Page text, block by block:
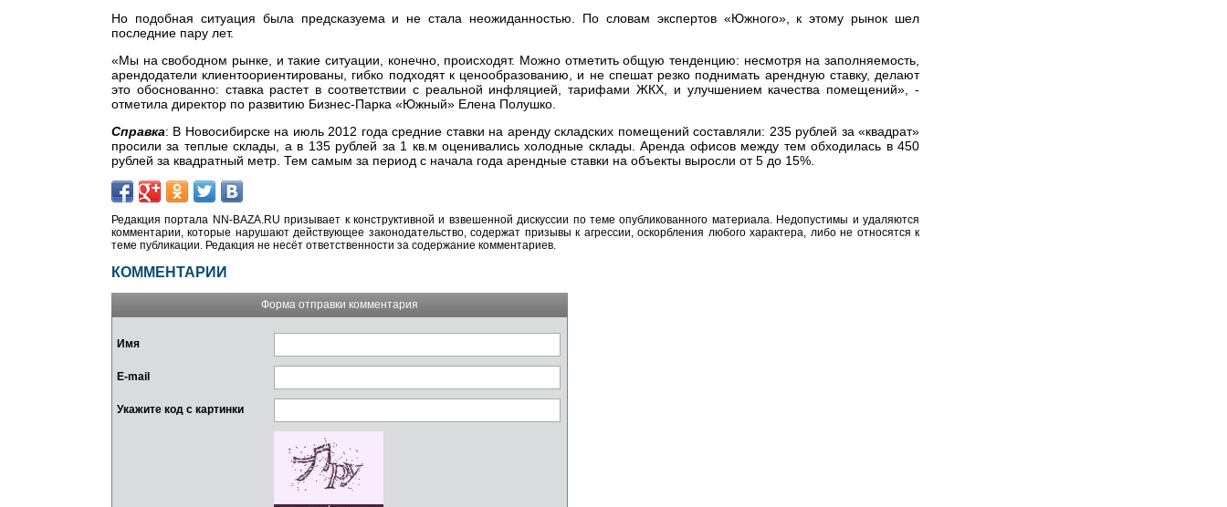
Но подобная ситуация была предсказуема и не стала неожиданностью. По словам экспертов «Южного», к этому рынок шел
последние пару лет.
«Мы на свободном рынке, и такие ситуации, конечно, происходят. Можно отметить общую тенденцию: несмотря на заполняемость,
арендодатели клиентоориентированы, гибко подходят к ценообразованию, и не спешат резко поднимать арендную ставку, делают
это обоснованно: ставка растет в соответствии с реальной инфляцией, тарифами ЖКХ, и улучшением качества помещений», -
отметила директор по развитию Бизнес-Парка «Южный» Елена Полушко.
Справка: В Новосибирске на июль 2012 года средние ставки на аренду складских помещений составляли: 235 рублей за «квадрат»
просили за теплые склады, а в 135 рублей за 1 кв.м оценивались холодные склады. Аренда офисов между тем обходилась в 450
рублей за квадратный метр. Тем самым за период с начала года арендные ставки на объекты выросли от 5 до 15%.
Редакция портала NN-BAZA.RU призывает к конструктивной и взвешенной дискуссии по теме опубликованного материала. Недопустимы и удаляются
комментарии, которые нарушают действующее законодательство, содержат призывы к агрессии, оскорбления любого характера, либо не относятся к
теме публикации. Редакция не несёт ответственности за содержание комментариев.
КОММЕНТАРИИ
Форма отправки комментария
Имя
E-mail
Укажите код с картинки